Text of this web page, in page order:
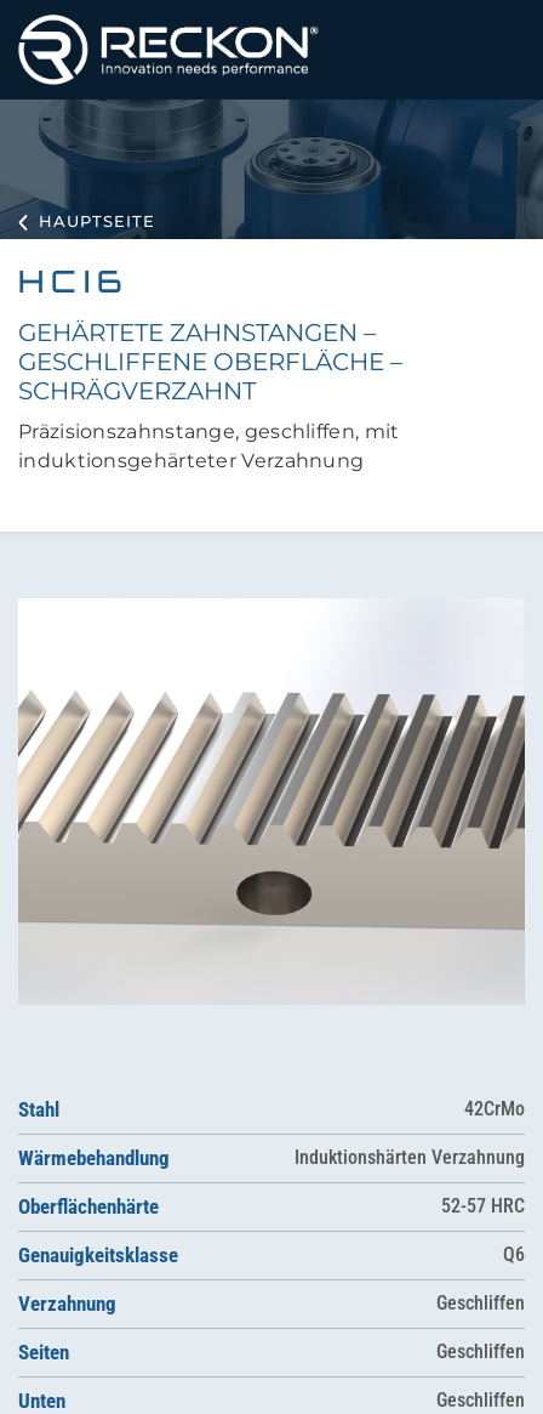
HAUPTSEITE
HCI6
GEHÄRTETE ZAHNSTANGEN –
GESCHLIFFENE OBERFLÄCHE –
SCHRÄGVERZAHNT
Präzisionszahnstange, geschliffen, mit
induktionsgehärteter Verzahnung
Stahl 42CrMo
Wärmebehandlung Induktionshärten Verzahnung
Oberflächenhärte 52-57 HRC
Genauigkeitsklasse Q6
Verzahnung Geschliffen
Seiten Geschliffen
Unten Geschliffen